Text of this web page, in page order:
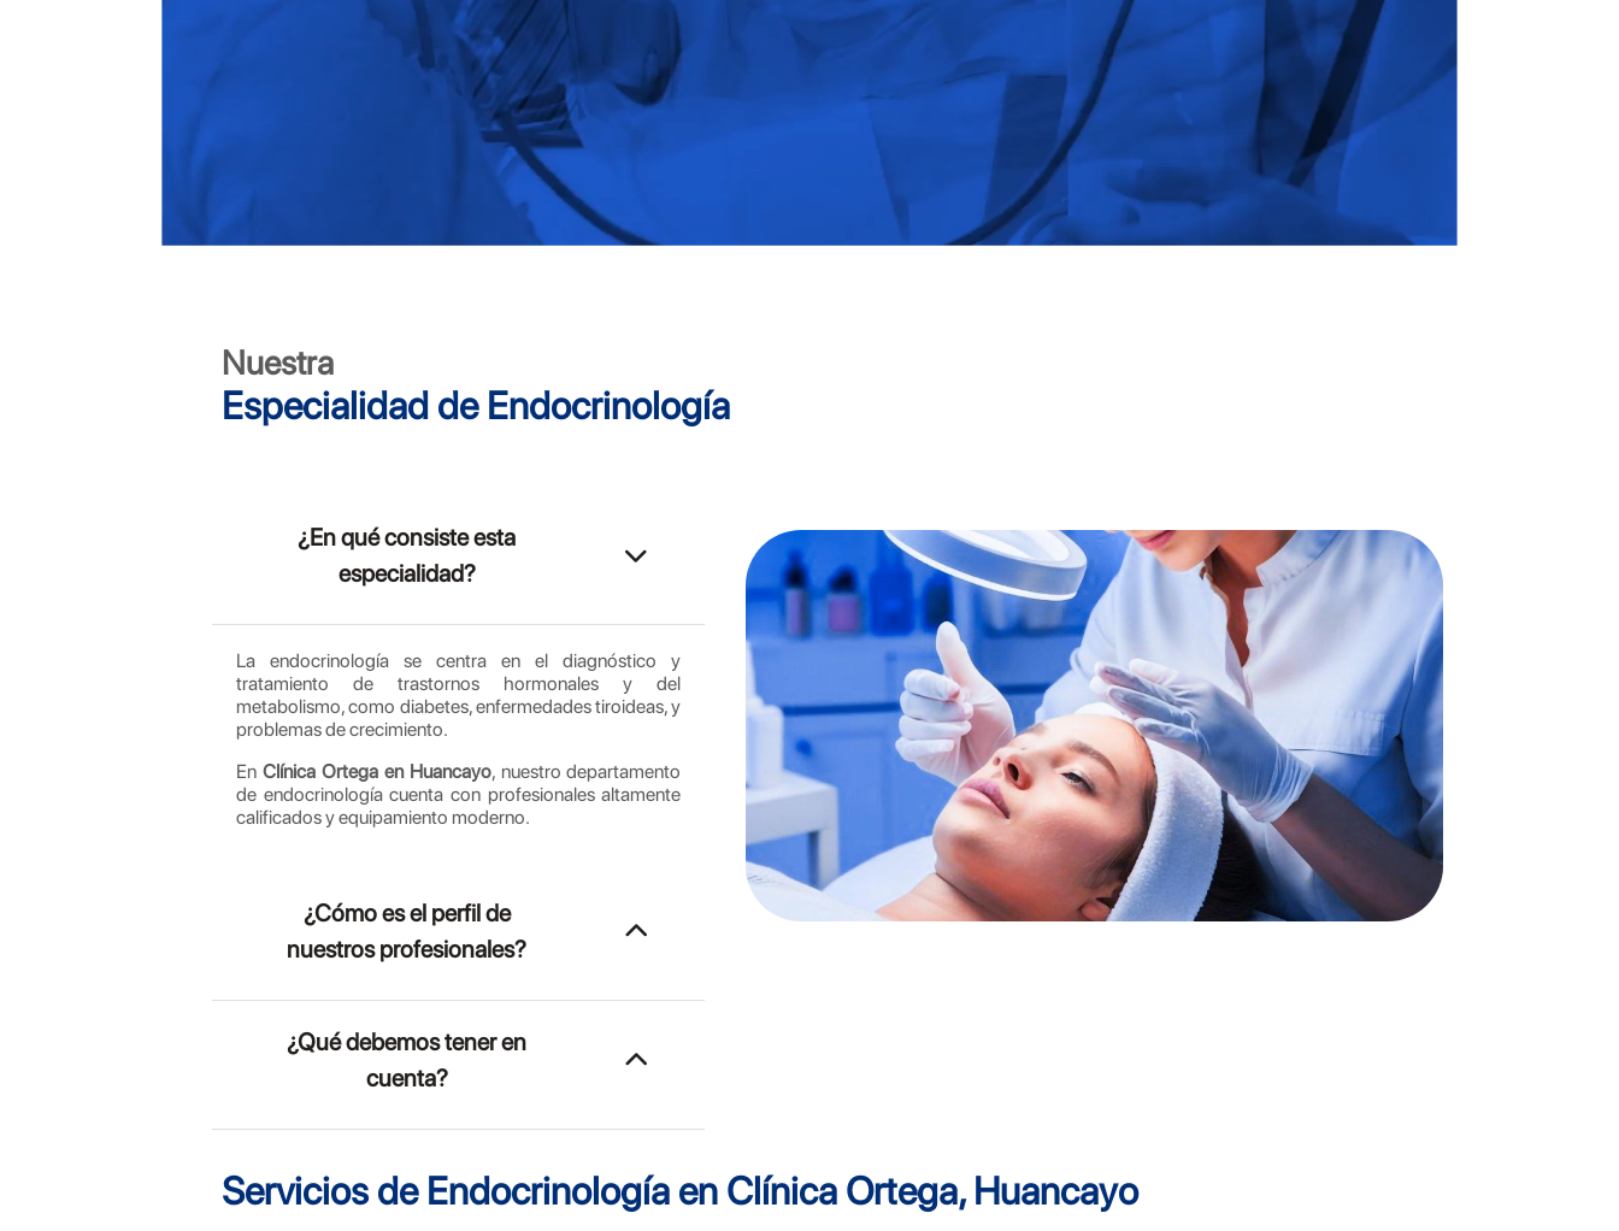
Nuestra
Especialidad de Endocrinología
¿En qué consiste esta
especialidad?
La endocrinología se centra en el diagnóstico y
tratamiento de trastornos hormonales y del
metabolismo, como diabetes, enfermedades tiroideas, y
problemas de crecimiento.
En Clínica Ortega en Huancayo, nuestro departamento
de endocrinología cuenta con profesionales altamente
calificados y equipamiento moderno.
¿Cómo es el perfil de
nuestros profesionales?
¿Qué debemos tener en
cuenta?
Servicios de Endocrinología en Clínica Ortega, Huancayo